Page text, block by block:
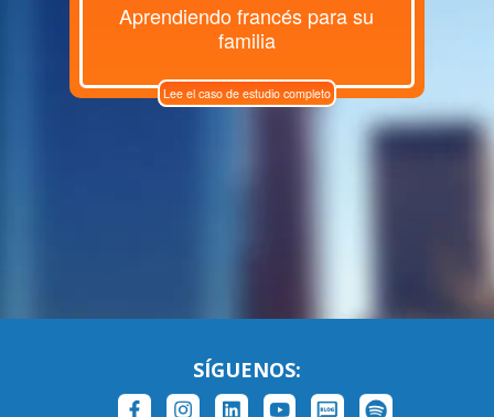
Aprendiendo francés para su
familia
Lee el caso de estudio completo
SÍGUENOS: